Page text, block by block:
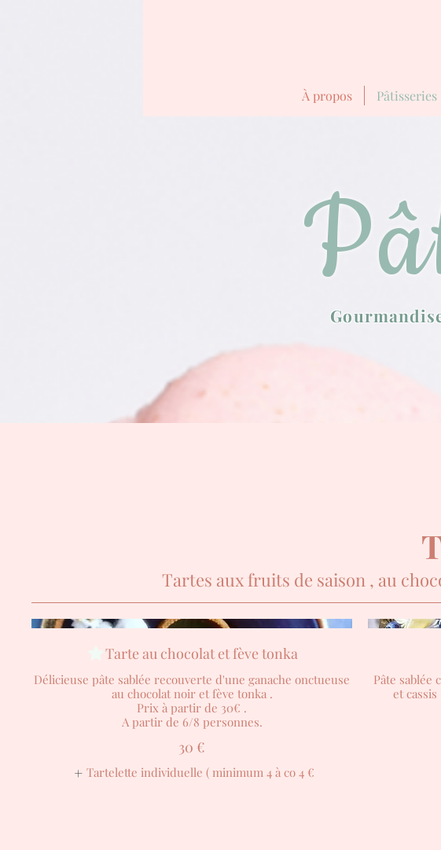
À propos Pâtisseries
Tartes aux fruits de saison , au
Tarte au chocolat et fève tonka
Délicieuse pâte sablée recouverte d'une ganache onctueuse
au chocolat noir et fève tonka .
Prix à partir de 30€ .
A partir de 6/8 personnes.
30 €
Tartelette individuelle ( minimum 4 à co 4 €
Pâte sablée
et